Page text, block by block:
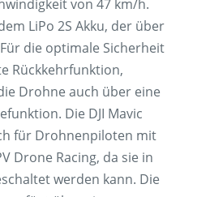
von 47 km/h.
LiPo 2S Akku, der über
die optimale Sicherheit
Rückkehrfunktion,
Drohne auch über eine
Die DJI Mavic
für Drohnenpiloten mit
Drone Racing, da sie in
werden kann. Die